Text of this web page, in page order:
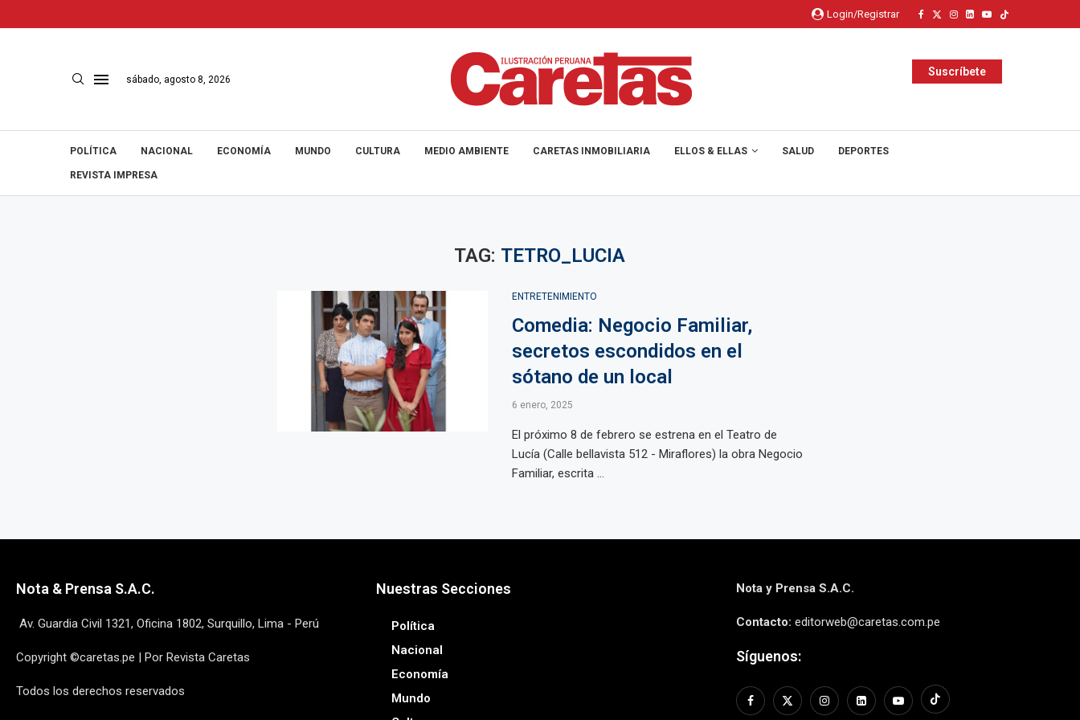
Login/Registrar
sábado, agosto 8, 2026
Suscríbete
POLÍTICA NACIONAL ECONOMÍA MUNDO CULTURA MEDIO AMBIENTE CARETAS INMOBILIARIA ELLOS & ELLAS SALUD DEPORTES
REVISTA IMPRESA
TAG: TETRO_LUCIA
ENTRETENIMIENTO
Comedia: Negocio Familiar,
secretos escondidos en el
sótano de un local
6 enero, 2025
El próximo 8 de febrero se estrena en el Teatro de
Lucía (Calle bellavista 512 - Miraflores) la obra Negocio
Familiar, escrita ...
Nota & Prensa S.A.C.
Av. Guardia Civil 1321, Oficina 1802, Surquillo, Lima - Perú
Copyright ©caretas.pe | Por Revista Caretas
Todos los derechos reservados
Nuestras Secciones
Política
Nacional
Economía
Mundo
Nota y Prensa S.A.C.
Contacto: editorweb@caretas.com.pe
Síguenos: